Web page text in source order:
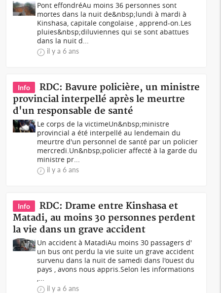
Pont effondréAu moins 36 personnes sont
mortes dans la nuit de&nbsp;lundi à mardi à
Kinshasa, capitale congolaise , apprend-on.Les
pluies&nbsp;diluviennes qui se sont abattues
dans la nuit d...
il y a 6 ans
Info
RDC: Bavure policière, un ministre
provincial interpellé après le meurtre
d'un responsable de santé
Le corps de la victimeUn&nbsp;ministre
provincial a été interpellé au lendemain du
meurtre d'un personnel de santé par un policier
mercredi.Un&nbsp;policier affecté à la garde du
ministre pr...
il y a 6 ans
Info
RDC: Drame entre Kinshasa et
Matadi, au moins 30 personnes perdent
la vie dans un grave accident
Un accident à MatadiAu moins 30 passagers d'
un bus ont perdu la vie suite un grave accident
survenu dans la nuit de samedi dans l'ouest du
pays , avons nous appris.Selon les informations
,...
il y a 6 ans